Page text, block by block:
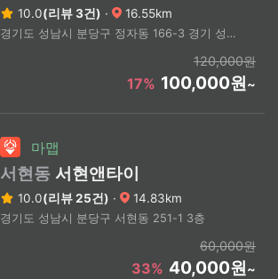
10.0(리뷰 3건) · 16.55km
경기도 성남시 분당구 정자동 166-3 경기 성남시 분당구 정자동 (상세주소문의)
120,000원
17% 100,000원~
마맵
서현동 서현앤타이
10.0(리뷰 25건) · 14.83km
경기도 성남시 분당구 서현동 251-1 3층
60,000원
33% 40,000원~